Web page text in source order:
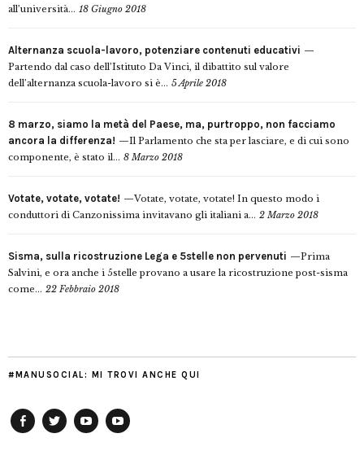
all’università... 18 Giugno 2018
Alternanza scuola-lavoro, potenziare contenuti educativi
Partendo dal caso dell’Istituto Da Vinci, il dibattito sul valore
dell’alternanza scuola-lavoro si è... 5 Aprile 2018
8 marzo, siamo la metà del Paese, ma, purtroppo, non facciamo
ancora la differenza!
Il Parlamento che sta per lasciare, e di cui sono
componente, è stato il... 8 Marzo 2018
Votate, votate, votate!
Votate, votate, votate! In questo modo i
conduttori di Canzonissima invitavano gli italiani a... 2 Marzo 2018
Sisma, sulla ricostruzione Lega e 5stelle non pervenuti
Prima
Salvini, e ora anche i 5stelle provano a usare la ricostruzione post-sisma
come... 22 Febbraio 2018
#MANUSOCIAL: MI TROVI ANCHE QUI